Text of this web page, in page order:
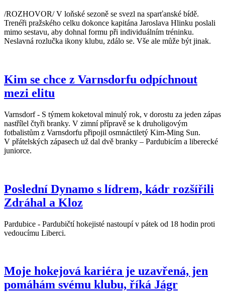
/ROZHOVOR/ V loňské sezoně se svezl na sparťanské bídě.
Trenéři pražského celku dokonce kapitána Jaroslava Hlinku poslali
mimo sestavu, aby dohnal formu při individuálním tréninku.
Neslavná rozlučka ikony klubu, zdálo se. Vše ale může být jinak.
Kim se chce z Varnsdorfu odpíchnout
mezi elitu
Varnsdorf - S týmem koketoval minulý rok, v dorostu za jeden zápas
nastřílel čtyři branky. V zimní přípravě se k druholigovým
fotbalistům z Varnsdorfu připojil osmnáctiletý Kim-Ming Sun.
V přátelských zápasech už dal dvě branky – Pardubicím a liberecké
juniorce.
Poslední Dynamo s lídrem, kádr rozšířili
Zdráhal a Kloz
Pardubice - Pardubičtí hokejisté nastoupí v pátek od 18 hodin proti
vedoucímu Liberci.
Moje hokejová kariéra je uzavřená, jen
pomáhám svému klubu, říká Jágr